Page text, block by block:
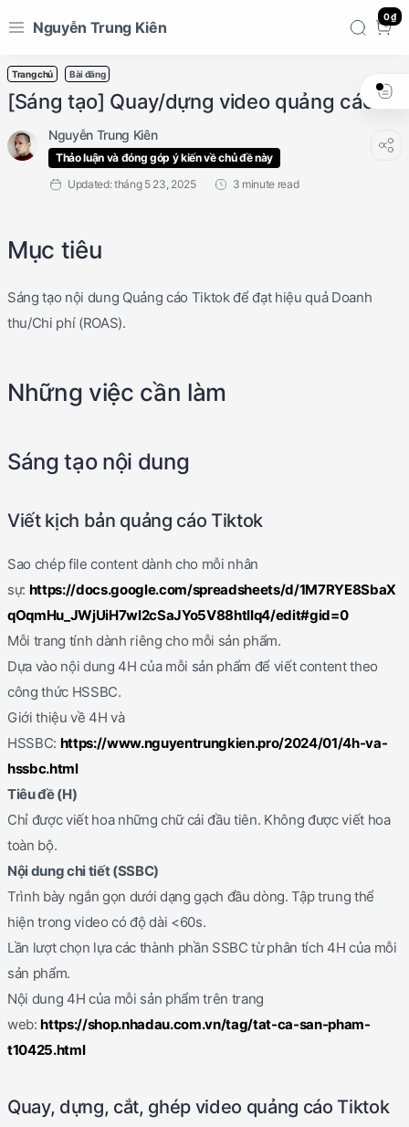
Nguyễn Trung Kiên
0 ₫
Trang chủ Bài đăng
[Sáng tạo] Quay/dựng video quảng cáo
Thảo luận và đóng góp ý kiến về chủ đề này
3 minute read
Mục tiêu
Sáng tạo nội dung Quảng cáo Tiktok để đạt hiệu quả Doanh
thu/Chi phí (ROAS).
Những việc cần làm
Sáng tạo nội dung
Viết kịch bản quảng cáo Tiktok
Sao chép file content dành cho mỗi nhân
sự: https://docs.google.com/spreadsheets/d/1M7RYE8SbaX
qOqmHu_JWjUiH7wI2cSaJYo5V88htIIq4/edit#gid=0
Mỗi trang tính dành riêng cho mỗi sản phẩm.
Dựa vào nội dung 4H của mỗi sản phẩm để viết content theo
công thức HSSBC.
Giới thiệu về 4H và
HSSBC: https://www.nguyentrungkien.pro/2024/01/4h-va-
hssbc.html
Tiêu đề (H)
Chỉ được viết hoa những chữ cái đầu tiên. Không được viết hoa
toàn bộ.
Nội dung chi tiết (SSBC)
Trình bày ngắn gọn dưới dạng gạch đầu dòng. Tập trung thể
hiện trong video có độ dài <60s.
Lần lượt chọn lựa các thành phần SSBC từ phân tích 4H của mỗi
sản phẩm.
Nội dung 4H của mỗi sản phẩm trên trang
web:https://shop.nhadau.com.vn/tag/tat-ca-san-pham-
t10425.html
Quay, dựng, cắt, ghép video quảng cáo Tiktok